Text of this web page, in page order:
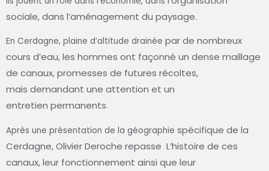
sociale, dans l’aménagement du paysage.
En Cerdagne, plaine d’altitude drainée par de nombreux
cours d’eau, les hommes ont façonné un dense maillage
de canaux,promesses de futures récoltes,
mais demandant une attention et un
entretien permanents.
Après une présentation de la géographie spécifique de la
Cerdagne, OlivierDeroche repasse L’histoire de ces
canaux,leur fonctionnement ainsi que leur